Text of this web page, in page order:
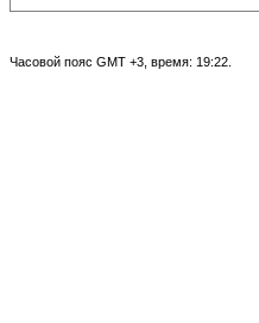
Часовой пояс GMT +3, время: 19:22